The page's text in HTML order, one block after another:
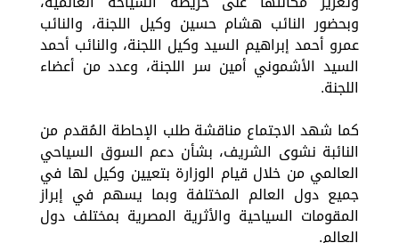
وبحضور النائب هشام حسين وكيل اللجنة، والنائب
عمرو أحمد إبراهيم السيد وكيل اللجنة، والنائب أحمد
السيد الأشموني أمين سر اللجنة، وعدد من أعضاء
اللجنة.
كما شهد الاجتماع مناقشة طلب الإحاطة المُقدم من
النائبة نشوى الشريف، بشأن دعم السوق السياحي
العالمي من خلال قيام الوزارة بتعيين وكيل لها في
جميع دول العالم المختلفة وبما يسهم في إبراز
المقومات السياحية والأثرية المصرية بمختلف دول
العالم.